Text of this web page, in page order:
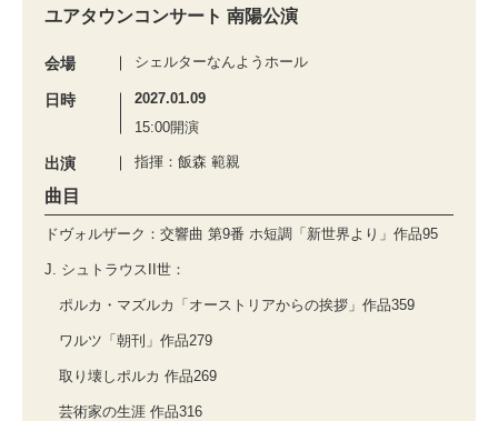
ユアタウンコンサート 南陽公演
会場 シェルターなんようホール
日時
2027.01.09
15:00開演
出演 指揮：飯森 範親
曲目
ドヴォルザーク：交響曲 第9番 ホ短調「新世界より」作品95
J. シュトラウスII世：
ポルカ・マズルカ「オーストリアからの挨拶」作品359
ワルツ「朝刊」作品279
取り壊しポルカ 作品269
芸術家の生涯 作品316